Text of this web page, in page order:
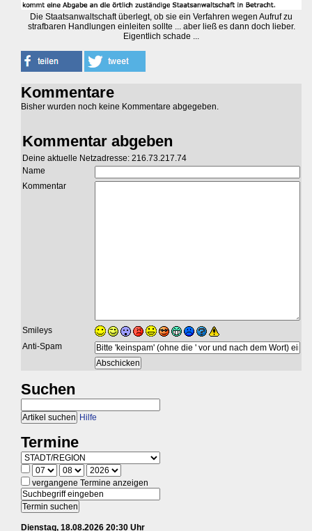
Die Staatsanwaltschaft überlegt, ob sie ein Verfahren wegen Aufruf zu
strafbaren Handlungen einleiten sollte ... aber ließ es dann doch lieber.
Eigentlich schade ...
Kommentare
Bisher wurden noch keine Kommentare abgegeben.
Kommentar abgeben
Deine aktuelle Netzadresse: 216.73.217.74
Name
Kommentar
Smileys
Anti-Spam
Suchen
Hilfe
Termine
vergangene Termine anzeigen
Dienstag, 18.08.2026 20:30 Uhr